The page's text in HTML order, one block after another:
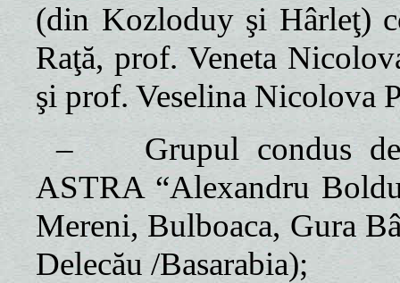
(din Kozloduy şi Hârleţ)
Raţă, prof. Veneta
şi prof. Veselina Nicolova
–
Grupul condus
ASTRA “Alexandru
Mereni, Bulboaca, Gura
Delecău /Basarabia);